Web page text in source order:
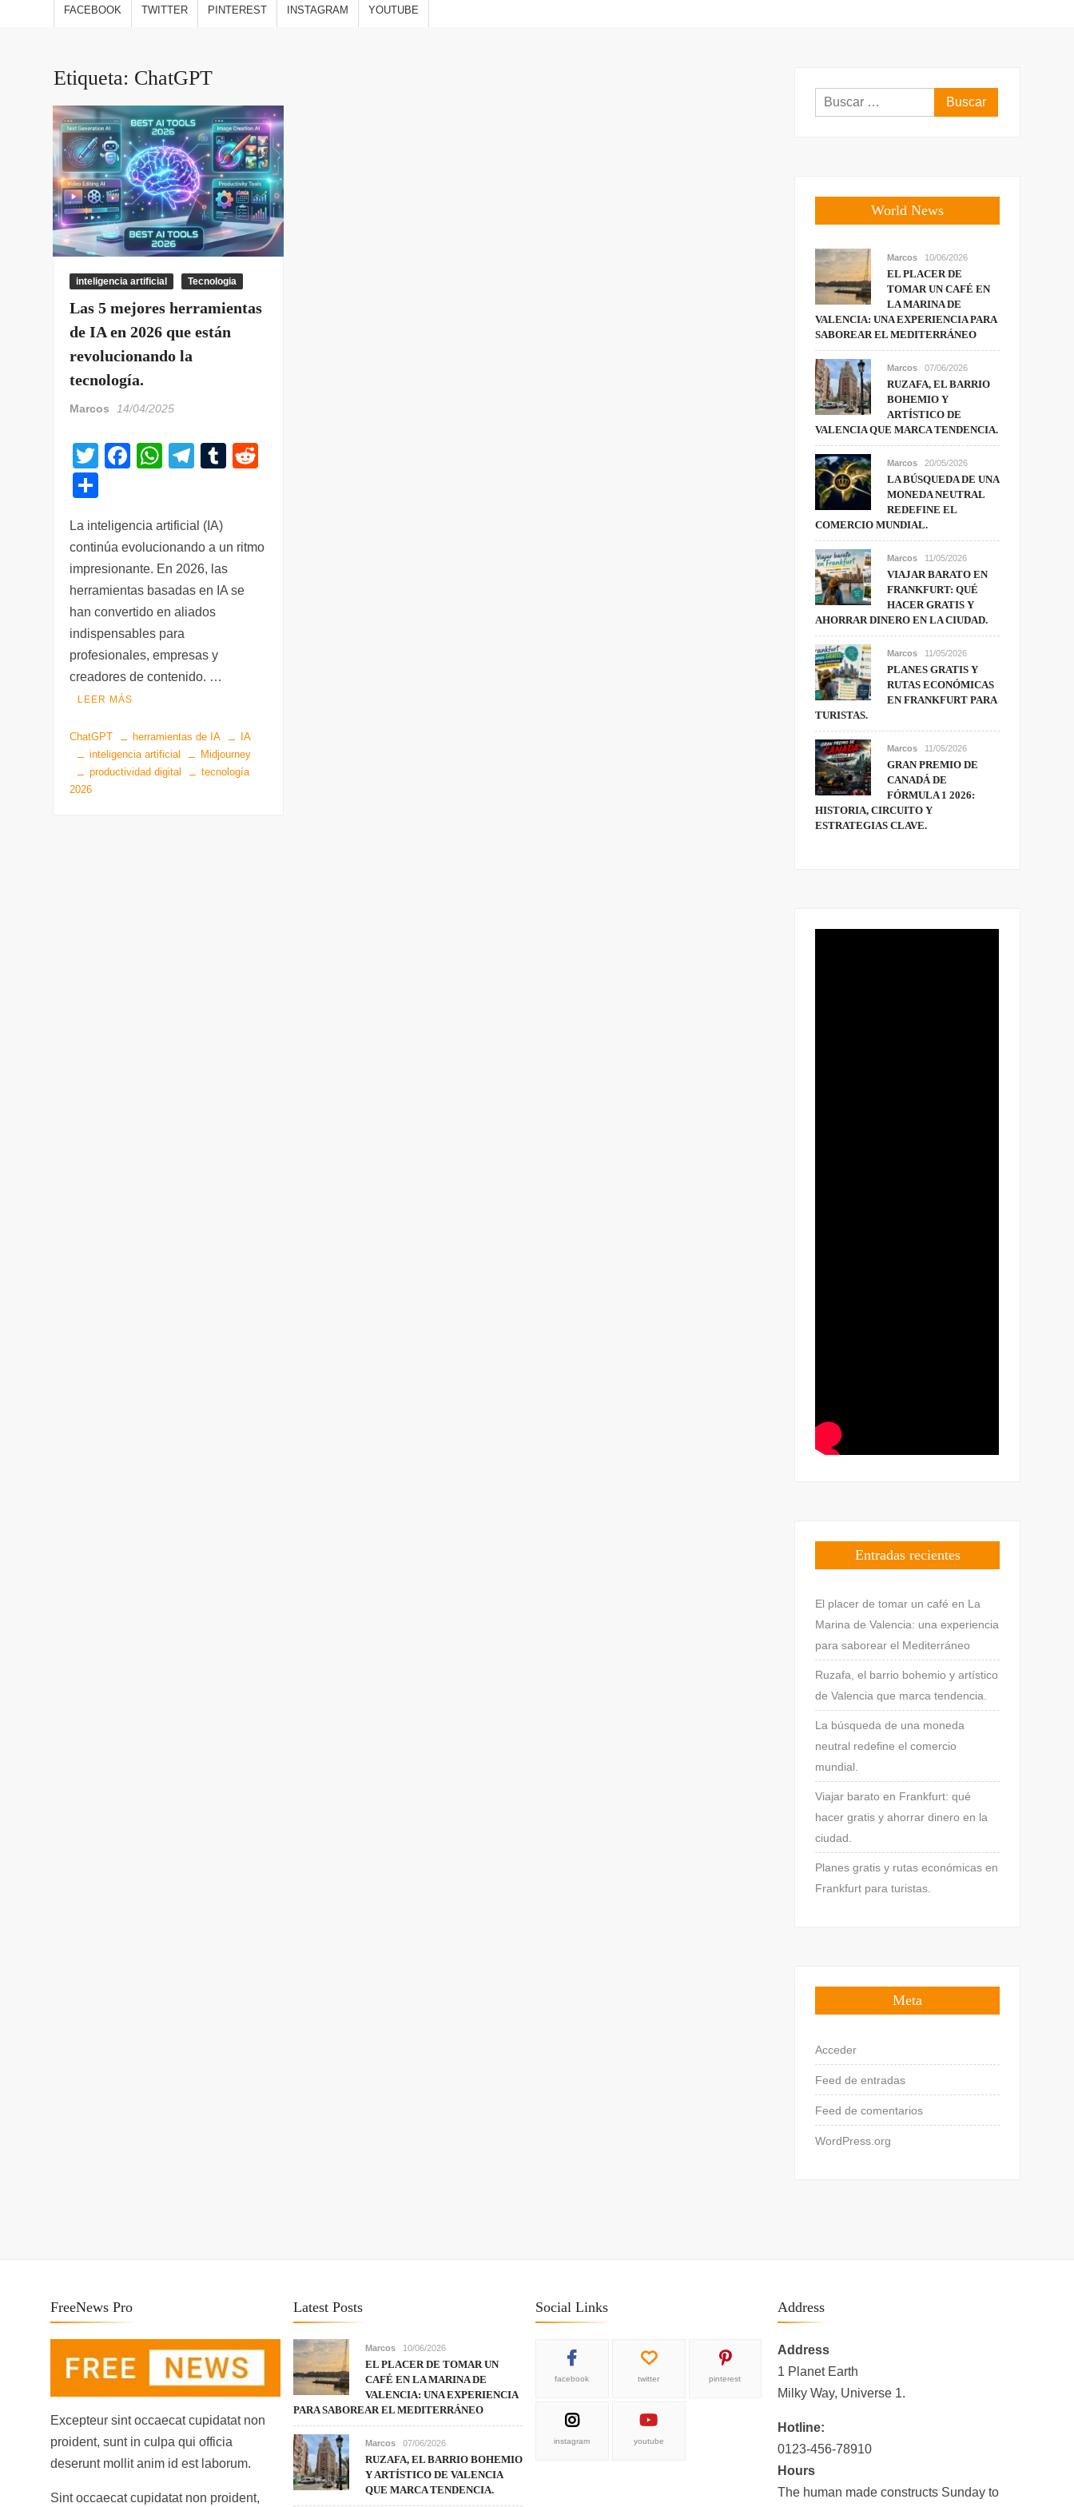
estilos de vida,
viajes y
FACEBOOK TWITTER PINTEREST INSTAGRAM YOUTUBE
Etiqueta: ChatGPT
inteligencia artificial Tecnologia
Las 5 mejores herramientas
de IA en 2026 que están
revolucionando la
tecnología.
Marcos 14/04/2025
T
er
F
e
b
o
o
k
W
s
A
p
p
T
gr
a
m
T
r
t
m
p
ar
tir
La inteligencia artificial (IA)
continúa evolucionando a un ritmo
impresionante. En 2026, las
herramientas basadas en IA se
han convertido en aliados
indispensables para
profesionales, empresas y
creadores de contenido. …
LEER MÁS
ChatGPT herramientas de IA
IA
inteligencia artificial
Midjourney
productividad digital
tecnología
2026
Buscar:
World News
Marcos 10/06/2026
EL PLACER DE
TOMAR UN CAFÉ EN
LA MARINA DE
VALENCIA: UNA EXPERIENCIA PARA
SABOREAR EL MEDITERRÁNEO
Marcos 07/06/2026
RUZAFA, EL BARRIO
BOHEMIO Y
ARTÍSTICO DE
VALENCIA QUE MARCA TENDENCIA.
Marcos 20/05/2026
LA BÚSQUEDA DE UNA
MONEDA NEUTRAL
REDEFINE EL
COMERCIO MUNDIAL.
Marcos 11/05/2026
VIAJAR BARATO EN
FRANKFURT: QUÉ
HACER GRATIS Y
AHORRAR DINERO EN LA CIUDAD.
Marcos 11/05/2026
PLANES GRATIS Y
RUTAS ECONÓMICAS
EN FRANKFURT PARA
TURISTAS.
Marcos 11/05/2026
GRAN PREMIO DE
CANADÁ DE
FÓRMULA 1 2026:
HISTORIA, CIRCUITO Y
ESTRATEGIAS CLAVE.
Entradas recientes
El placer de tomar un café en La
Marina de Valencia: una experiencia
para saborear el Mediterráneo
Ruzafa, el barrio bohemio y artístico
de Valencia que marca tendencia.
La búsqueda de una moneda
neutral redefine el comercio
mundial.
Viajar barato en Frankfurt: qué
hacer gratis y ahorrar dinero en la
ciudad.
Planes gratis y rutas económicas en
Frankfurt para turistas.
Meta
Acceder
Feed de entradas
Feed de comentarios
WordPress.org
FreeNews Pro
Excepteur sint occaecat cupidatat non
proident, sunt in culpa qui officia
deserunt mollit anim id est laborum.
Sint occaecat cupidatat non proident,
Latest Posts
Marcos 10/06/2026
EL PLACER DE TOMAR UN
CAFÉ EN LA MARINA DE
VALENCIA: UNA EXPERIENCIA
PARA SABOREAR EL MEDITERRÁNEO
Marcos 07/06/2026
RUZAFA, EL BARRIO BOHEMIO
Y ARTÍSTICO DE VALENCIA
QUE MARCA TENDENCIA.
Social Links
facebook twitter pinterest
instagram youtube
Address
Address
1 Planet Earth
Milky Way, Universe 1.
Hotline:
0123-456-78910
Hours
The human made constructs Sunday to